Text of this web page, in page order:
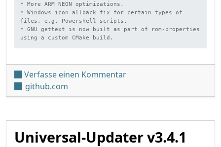
* More ARM NEON optimizations.
* Windows icon allback fix for certain types of
files, e.g. Powershell scripts.
* GNU gettext is now built as part of rom-properties
using a custom CMake build.
Verfasse einen Kommentarunter 'ROM Properties
github.com
Universal-Updater v3.4.1